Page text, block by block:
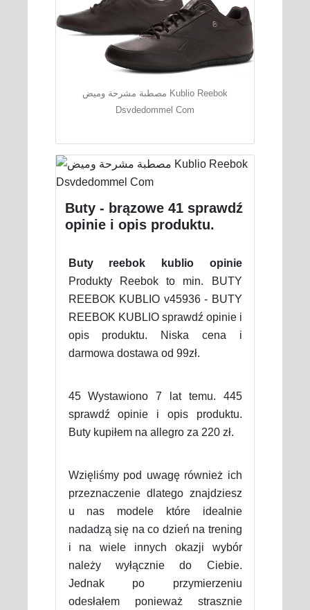
مصطبة مشرحة وميض Kublio Reebok
Dsvdedommel Com
Buty - brązowe 41 sprawdź
opinie i opis produktu.
Buty reebok kublio opinie
Produkty Reebok to min. BUTY
REEBOK KUBLIO v45936 - BUTY
REEBOK KUBLIO sprawdź opinie i
opis produktu. Niska cena i
darmowa dostawa od 99zł.
45 Wystawiono 7 lat temu. 445
sprawdź opinie i opis produktu.
Buty kupiłem na allegro za 220 zł.
Wzięliśmy pod uwagę również ich
przeznaczenie dlatego znajdziesz
u nas modele które idealnie
nadadzą się na co dzień na trening
i na wiele innych okazji wybór
należy wyłącznie do Ciebie.
Jednak po przymierzeniu
odesłałem ponieważ strasznie